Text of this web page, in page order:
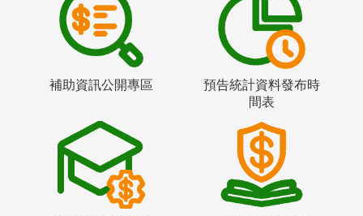
補助資訊公開專區
預告統計資料發布時
間表